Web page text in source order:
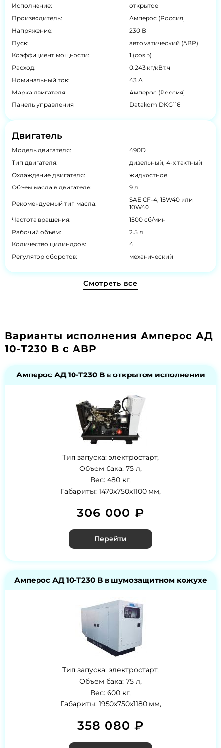
Исполнение:
открытое
Производитель:
Амперос (Россия)
Напряжение:
230 В
Пуск:
автоматический (АВР)
Коэффициент мощности:
1 (cos φ)
Расход:
0.243 кг/кВт.ч
Номинальный ток:
43 А
Марка двигателя:
Амперос (Россия)
Панель управления:
Datakom DKG116
Двигатель
Модель двигателя:
490D
Тип двигателя:
дизельный, 4-х тактный
Охлаждение двигателя:
жидкостное
Объем масла в двигателе:
9 л
Рекомендуемый тип масла:
SAE CF-4, 15W40 или
10W40
Частота вращения:
1500 об/мин
Рабочий объём:
2.5 л
Количество цилиндров:
4
Регулятор оборотов:
механический
Смотреть все
Варианты исполнения Амперос АД
10-Т230 B с АВР
Амперос АД 10-Т230 B в открытом исполнении
Тип запуска: электростарт,
Объем бака: 75 л,
Вес: 480 кг,
Габариты: 1470x750x1100 мм,
306 000 ₽
Перейти
Амперос АД 10-Т230 B в шумозащитном кожухе
Тип запуска: электростарт,
Объем бака: 75 л,
Вес: 600 кг,
Габариты: 1950x750x1180 мм,
358 080 ₽